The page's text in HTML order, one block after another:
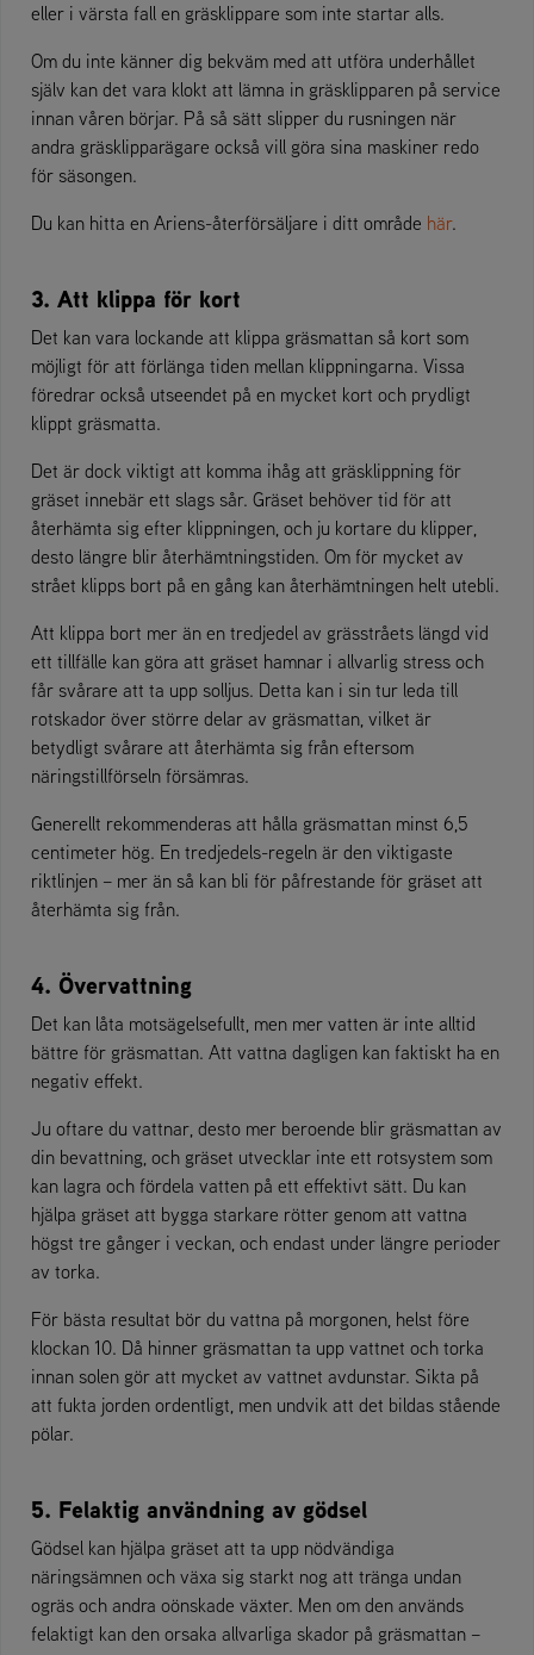
eller i värsta fall en gräsklippare som inte startar alls.
Om du inte känner dig bekväm med att utföra underhållet
själv kan det vara klokt att lämna in gräsklipparen på service
innan våren börjar. På så sätt slipper du rusningen när
andra gräsklipparägare också vill göra sina maskiner redo
för säsongen.
Du kan hitta en Ariens-återförsäljare i ditt område här.
3. Att klippa för kort
Det kan vara lockande att klippa gräsmattan så kort som
möjligt för att förlänga tiden mellan klippningarna. Vissa
föredrar också utseendet på en mycket kort och prydligt
klippt gräsmatta.
Det är dock viktigt att komma ihåg att gräsklippning för
gräset innebär ett slags sår. Gräset behöver tid för att
återhämta sig efter klippningen, och ju kortare du klipper,
desto längre blir återhämtningstiden. Om för mycket av
strået klipps bort på en gång kan återhämtningen helt utebli.
Att klippa bort mer än en tredjedel av grässtråets längd vid
ett tillfälle kan göra att gräset hamnar i allvarlig stress och
får svårare att ta upp solljus. Detta kan i sin tur leda till
rotskador över större delar av gräsmattan, vilket är
betydligt svårare att återhämta sig från eftersom
näringstillförseln försämras.
Generellt rekommenderas att hålla gräsmattan minst 6,5
centimeter hög. En tredjedels-regeln är den viktigaste
riktlinjen – mer än så kan bli för påfrestande för gräset att
återhämta sig från.
4. Övervattning
Det kan låta motsägelsefullt, men mer vatten är inte alltid
bättre för gräsmattan. Att vattna dagligen kan faktiskt ha en
negativ effekt.
Ju oftare du vattnar, desto mer beroende blir gräsmattan av
din bevattning, och gräset utvecklar inte ett rotsystem som
kan lagra och fördela vatten på ett effektivt sätt. Du kan
hjälpa gräset att bygga starkare rötter genom att vattna
högst tre gånger i veckan, och endast under längre perioder
av torka.
För bästa resultat bör du vattna på morgonen, helst före
klockan 10. Då hinner gräsmattan ta upp vattnet och torka
innan solen gör att mycket av vattnet avdunstar. Sikta på
att fukta jorden ordentligt, men undvik att det bildas stående
pölar.
5. Felaktig användning av gödsel
Gödsel kan hjälpa gräset att ta upp nödvändiga
näringsämnen och växa sig starkt nog att tränga undan
ogräs och andra oönskade växter. Men om den används
felaktigt kan den orsaka allvarliga skador på gräsmattan –